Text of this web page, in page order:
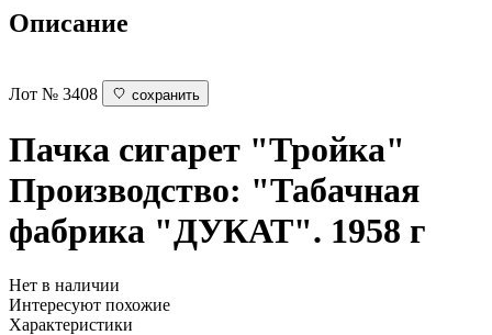
Описание
Лот № 3408 сохранить
Пачка сигарет "Тройка"
Производство: "Табачная
фабрика "ДУКАТ". 1958 г
Нет в наличии
Интересуют похожие
Характеристики